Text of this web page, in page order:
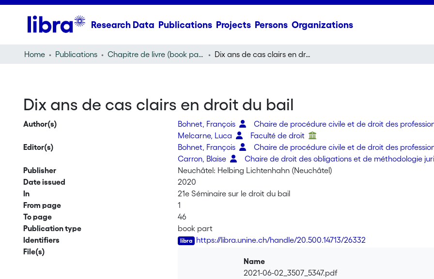
Research Data Publications Projects Persons Organizations
Home Publications Chapitre de livre (book part) Dix ans de cas clairs en droit du bail
Dix ans de cas clairs en droit du bail
Author(s) Bohnet, François
Chaire de procédure civile et de droit des
Melcarne, Luca
Faculté de droit
Editor(s)
Bohnet, François
Chaire de procédure civile et de droit des
Carron, Blaise
Chaire de droit des obligations et de méthodologie
Publisher
Neuchâtel: Helbing Lichtenhahn (Neuchâtel)
Date issued
2020
In
21e Séminaire sur le droit du bail
From page
1
To page
46
Publication type
book part
Identifiers
https://libra.unine.ch/handle/20.500.14713/26332
File(s)
Name
2021-06-02_3507_5347.pdf